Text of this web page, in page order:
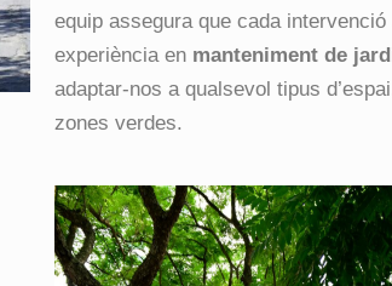
equip assegura que cada
experiència en manteniment de
adaptar-nos a qualsevol tipus
zones verdes.